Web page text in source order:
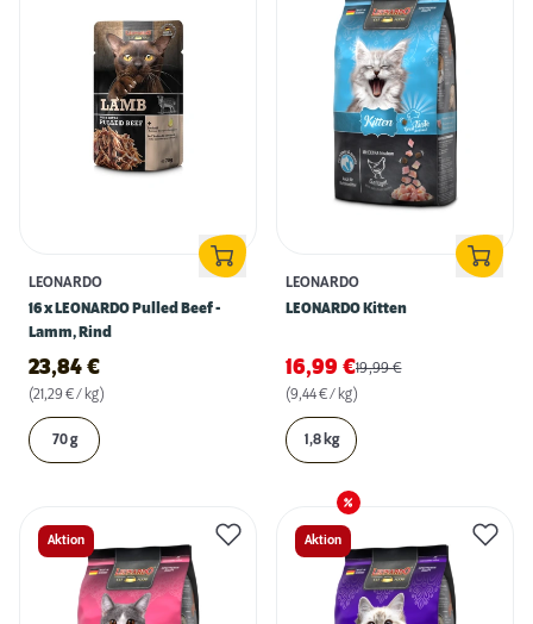
LEONARDO
16 x LEONARDO Pulled Beef -
Lamm, Rind
23,84 €
(21,29 € / kg)
70 g
LEONARDO
LEONARDO Kitten
16,99 €19,99€
(9,44 € / kg)
1,8 kg
Aktion Aktion